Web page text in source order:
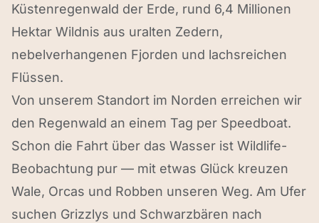
Küstenregenwald der Erde, rund 6,4 Millionen
Hektar Wildnis aus uralten Zedern,
nebelverhangenen Fjorden und lachsreichen
Flüssen.
Von unserem Standort im Norden erreichen wir
den Regenwald an einem Tag per Speedboat.
Schon die Fahrt über das Wasser ist Wildlife-
Beobachtung pur — mit etwas Glück kreuzen
Wale, Orcas und Robben unseren Weg. Am Ufer
suchen Grizzlys und Schwarzbären nach